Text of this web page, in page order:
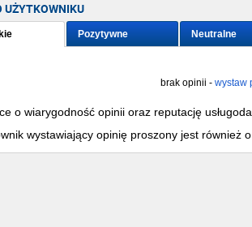
UŻYTKOWNIKU
Pozytywne Neutralne
brak opinii - wystaw
o wiarygodność opinii oraz reputację
wystawiający opinię proszony jest również